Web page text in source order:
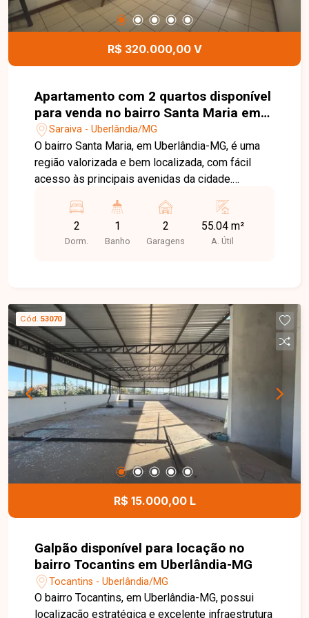
das regiões que mais crescem em Uberlândia.
Entre em contato e agende sua visita!
R$ 320.000,00 V
Apartamento com 2 quartos disponível
para venda no bairro Santa Maria em
Uberlândia-MG
Saraiva - Uberlândia/MG
O bairro Santa Maria, em Uberlândia-MG, é uma
região valorizada e bem localizada, com fácil
acesso às principais avenidas da cidade.
restaurantes e diversos comércios, oferece
praticidade, conforto e qualidade de vida para
seus moradores. Apartamento com ambientes
armário e box, cozinha com armários planejados
e área de serviço independente. O condomínio
conta com elevador e salão de festas,
proporcionando mais comodidade, segurança e
lazer para toda a família. Entre em contato para
mais informações e agende uma visita para
conhecer este excelente apartamento.
2
Dorm.
1
Banho
2
Garagens
55.04 m²
A. Útil
Cód. 53070
R$ 15.000,00 L
Galpão disponível para locação no
bairro Tocantins em Uberlândia-MG
Tocantins - Uberlândia/MG
O bairro Tocantins, em Uberlândia-MG, possui
localização estratégica e excelente infraestrutura